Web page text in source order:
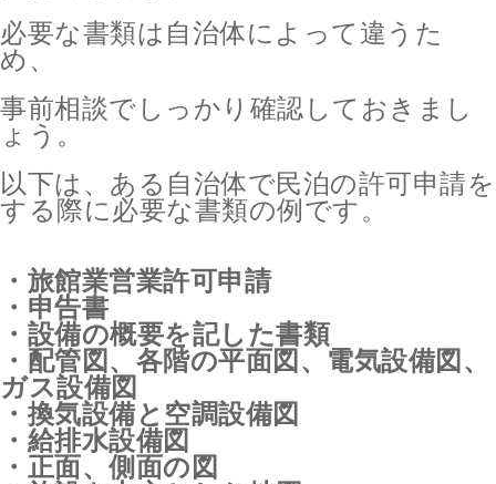
必要な書類は自治体によって違うた
め、
事前相談でしっかり確認しておきまし
ょう。
以下は、ある自治体で民泊の許可申請を
する際に必要な書類の例です。
・旅館業営業許可申請
・申告書
・設備の概要を記した書類
・配管図、各階の平面図、電気設備図、
ガス設備図
・換気設備と空調設備図
・給排水設備図
・正面、側面の図